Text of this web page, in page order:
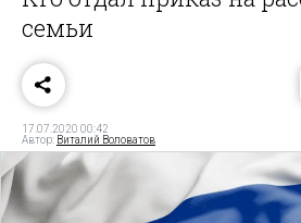
семьи
17.07.2020 00:42
Автор: Виталий Воловатов